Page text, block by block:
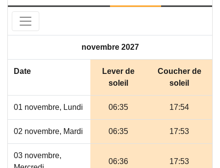
novembre 2027
Date
Lever de
soleil
Coucher de
soleil
01 novembre, Lundi 06:35 17:54
02 novembre, Mardi 06:35 17:53
03 novembre,
06:36 17:53